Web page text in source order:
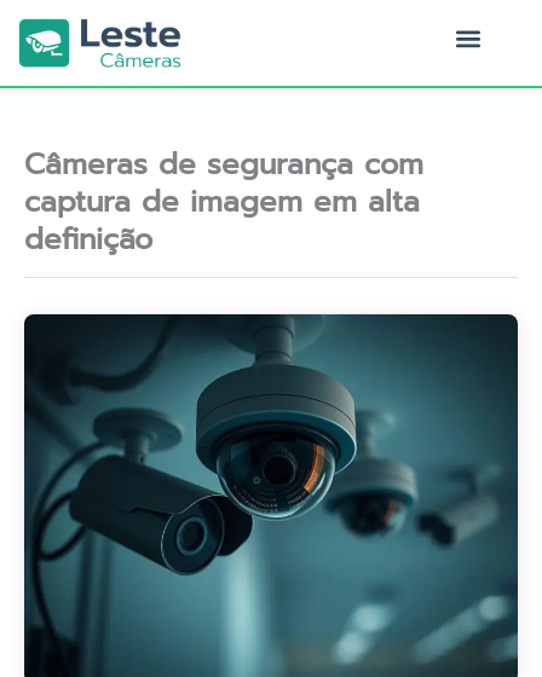
para
conteúdo
Câmeras de segurança com
captura de imagem em alta
definição